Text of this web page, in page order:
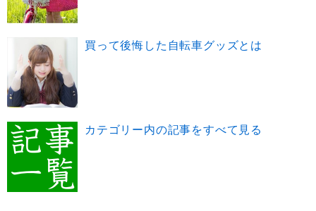
買って後悔した自転車グッズとは
カテゴリー内の記事をすべて見る